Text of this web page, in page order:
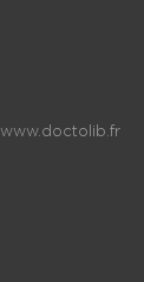
www.doctolib.fr